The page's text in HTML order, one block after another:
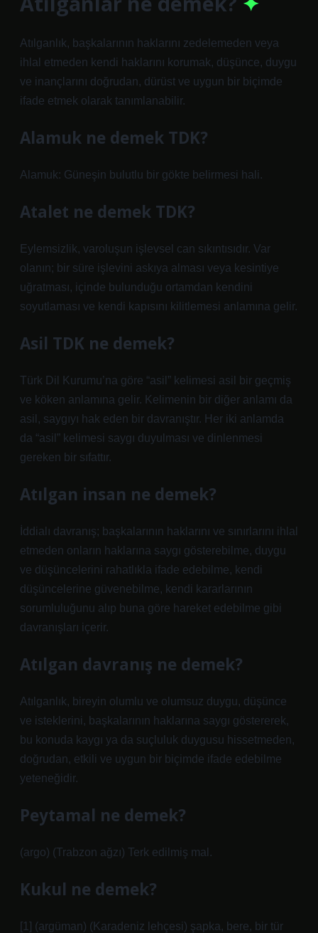
Atılganlık, başkalarının haklarını zedelemeden veya
ihlal etmeden kendi haklarını korumak, düşünce, duygu
ve inançlarını doğrudan, dürüst ve uygun bir biçimde
ifade etmek olarak tanımlanabilir.
Alamuk ne demek TDK?
Alamuk: Güneşin bulutlu bir gökte belirmesi hali.
Atalet ne demek TDK?
Eylemsizlik, varoluşun işlevsel can sıkıntısıdır. Var
olanın; bir süre işlevini askıya alması veya kesintiye
uğratması, içinde bulunduğu ortamdan kendini
soyutlaması ve kendi kapısını kilitlemesi anlamına gelir.
Asil TDK ne demek?
Türk Dil Kurumu’na göre “asil” kelimesi asil bir geçmiş
ve köken anlamına gelir. Kelimenin bir diğer anlamı da
asil, saygıyı hak eden bir davranıştır. Her iki anlamda
da “asil” kelimesi saygı duyulması ve dinlenmesi
gereken bir sıfattır.
Atılgan insan ne demek?
İddialı davranış; başkalarının haklarını ve sınırlarını ihlal
etmeden onların haklarına saygı gösterebilme, duygu
ve düşüncelerini rahatlıkla ifade edebilme, kendi
düşüncelerine güvenebilme, kendi kararlarının
sorumluluğunu alıp buna göre hareket edebilme gibi
davranışları içerir.
Atılgan davranış ne demek?
Atılganlık, bireyin olumlu ve olumsuz duygu, düşünce
ve isteklerini, başkalarının haklarına saygı göstererek,
bu konuda kaygı ya da suçluluk duygusu hissetmeden,
doğrudan, etkili ve uygun bir biçimde ifade edebilme
yeteneğidir.
Peytamal ne demek?
(argo) (Trabzon ağzı) Terk edilmiş mal.
Kukul ne demek?
[1] (argüman) (Karadeniz lehçesi) şapka, bere, bir tür